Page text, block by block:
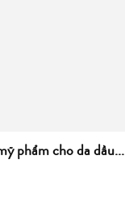
phẩm cho da dầu...